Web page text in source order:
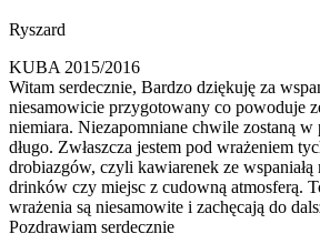
Ryszard
KUBA 2015/2016
Witam serdecznie, Bardzo dziękuję za
niesamowicie przygotowany co powoduje
niemiara. Niezapomniane chwile zostaną w
długo. Zwłaszcza jestem pod wrażeniem
drobiazgów, czyli kawiarenek ze wspaniałą
drinków czy miejsc z cudowną atmosferą.
wrażenia są niesamowite i zachęcają do
Pozdrawiam serdecznie